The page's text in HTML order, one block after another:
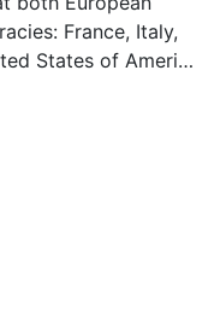
France, Italy,
States of America
instruments or
on the
real alternatives
chaired by the